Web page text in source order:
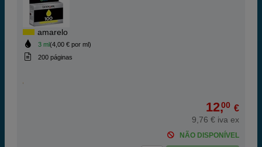
amarelo
3 ml(4,00 € por ml)
200 páginas
12,00 €
9,76 € iva ex
NÃO DISPONÍVEL